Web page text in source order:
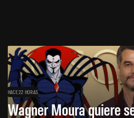
HACE 22 HORAS
Wagner Moura quiere